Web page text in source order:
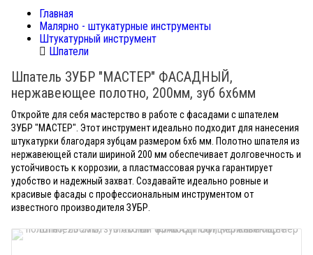
Главная
Малярно - штукатурные инструменты
Штукатурный инструмент
Шпатели
Шпатель ЗУБР "МАСТЕР" ФАСАДНЫЙ,
нержавеющее полотно, 200мм, зуб 6х6мм
Откройте для себя мастерство в работе с фасадами с шпателем
ЗУБР "МАСТЕР". Этот инструмент идеально подходит для нанесения
штукатурки благодаря зубцам размером 6х6 мм. Полотно шпателя из
нержавеющей стали шириной 200 мм обеспечивает долговечность и
устойчивость к коррозии, а пластмассовая ручка гарантирует
удобство и надежный захват. Создавайте идеально ровные и
красивые фасады с профессиональным инструментом от
известного производителя ЗУБР.